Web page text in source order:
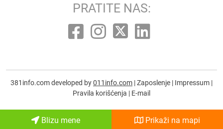
PRATITE NAS:
381info.com developed by011info.com |Zaposlenje | Impressum |
Pravila korišćenja | E-mail
Blizu mene Prikaži na mapi